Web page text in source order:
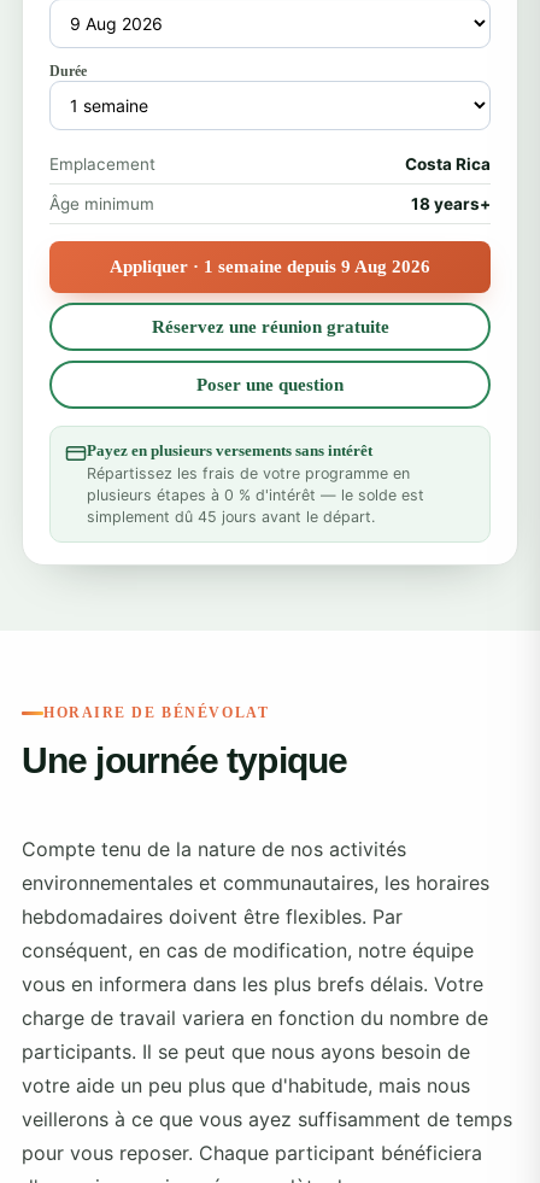
Durée
Emplacement Costa Rica
Âge minimum 18 years+
Appliquer · 1 semaine depuis 9 Aug 2026
Réservez une réunion gratuite
Poser une question
Payez en plusieurs versements sans intérêt
Répartissez les frais de votre programme en
plusieurs étapes à 0 % d'intérêt — le solde est
simplement dû 45 jours avant le départ.
HORAIRE DE BÉNÉVOLAT
Une journée typique
Compte tenu de la nature de nos activités
environnementales et communautaires, les horaires
hebdomadaires doivent être flexibles. Par
conséquent, en cas de modification, notre équipe
vous en informera dans les plus brefs délais. Votre
charge de travail variera en fonction du nombre de
participants. Il se peut que nous ayons besoin de
votre aide un peu plus que d'habitude, mais nous
veillerons à ce que vous ayez suffisamment de temps
pour vous reposer. Chaque participant bénéficiera